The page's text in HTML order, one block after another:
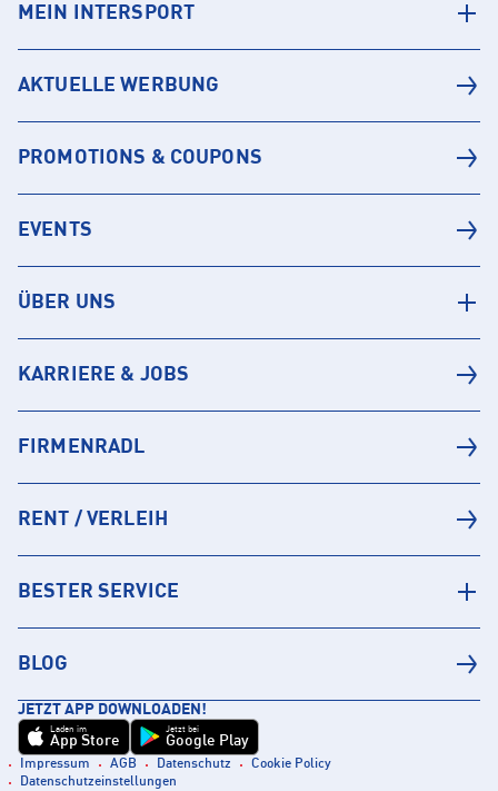
MEIN INTERSPORT
AKTUELLE WERBUNG
PROMOTIONS & COUPONS
EVENTS
ÜBER UNS
KARRIERE & JOBS
FIRMENRADL
RENT / VERLEIH
BESTER SERVICE
BLOG
JETZT APP DOWNLOADEN!
Laden im
App Store
Jetzt bei
Google Play
Impressum AGB Datenschutz
Cookie Policy
Datenschutzeinstellungen